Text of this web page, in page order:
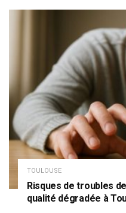
TOULOUSE
Risques de troubles
qualité dégradée à